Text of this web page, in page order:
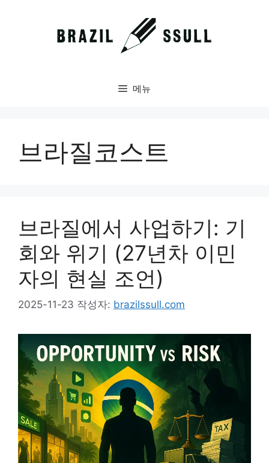
메뉴
브라질코스트
브라질에서 사업하기: 기
회와 위기 (27년차 이민
자의 현실 조언)
2025-11-23 작성자: brazilssull.com